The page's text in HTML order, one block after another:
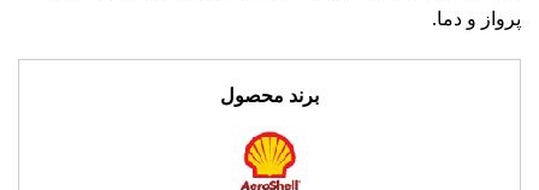
پرواز و دما.
برند محصول